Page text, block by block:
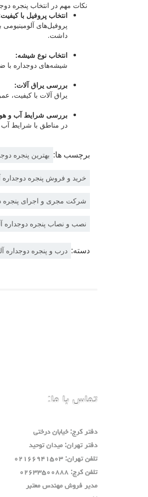
نکات مهم در انتخاب پنجره
انتخاب پروفیل با
پروفیل‌های
داشت.
انتخاب نوع شیشه:
شیشه‌های دوجداره با
بررسی یراق آلات:
یراق آلات با کیفیت،
بررسی شرایط آب و
در مناطق با شرایط
برچسب ها: بهترین پنجره
خرید و فروش پنجره دوجداره
شرکت مجری و اجرای پنجره
نصب و نصاب پنجره دوجداره
دسته: درب و پنجره دوجداره
تماس با ما:
دفتر كرج: خيابان درختي
دفتر تهران: ميدان توحيد
تلفن تهران: ٠٢١٦٦٩٤١٥٠٣
تلفن كرج: ٠٢٦٣٣٥٠٠٨٨٨
مدير فروش مهندس معتبر